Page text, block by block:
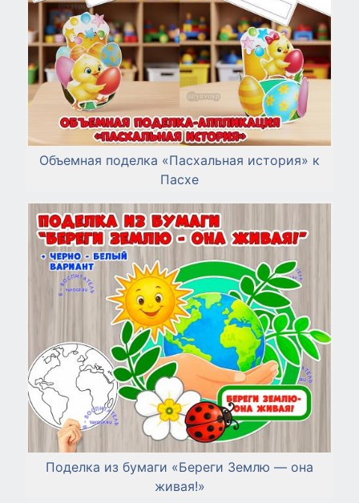
Объемная поделка «Пасхальная история» к
Пасхе
Поделка из бумаги «Береги Землю — она
живая!»